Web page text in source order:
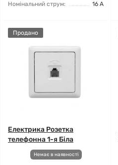
Номінальний струм:
16 А
Продано
Електрика Розетка
телефонна 1-я Біла
Немає в наявності